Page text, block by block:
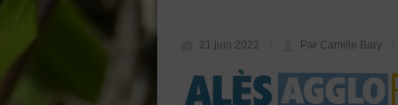
21 juin 2022 Par Camille Bary